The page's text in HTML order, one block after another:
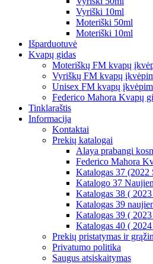
Vyriški 10ml
Moteriški 50ml
Moteriški 10ml
Išparduotuvė
Kvapų gidas
Moteriškų FM kvapų
Vyriškų FM kvapų
Unisex FM kvapų
Federico Mahora Kvapų
Tinklaraštis
Informacija
Kontaktai
Prekių katalogai
Alaya prabangi
Federico Mahora
Katalogas 37 (2022
Katalogo 37
Katalogas 38 (
Katalogas 39
Katalogas 39 (
Katalogas 40 (
Prekių pristatymas ir
Privatumo politika
Saugus atsiskaitymas